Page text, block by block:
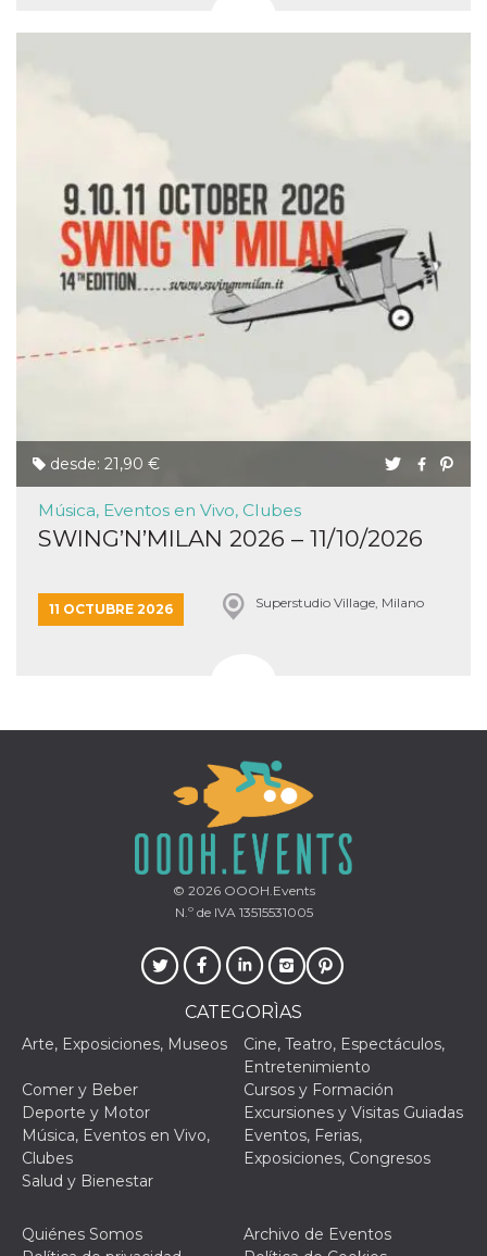
desde: 21,90 €
Música, Eventos en Vivo, Clubes
SWING’N’MILAN 2026 – 11/10/2026
11 OCTUBRE 2026 Superstudio Village, Milano
© 2026OOOH.Events
N.º de IVA 13515531005
CATEGORÌAS
Arte, Exposiciones, Museos
Cine, Teatro, Espectáculos,
Entretenimiento
Comer y Beber
Cursos y Formación
Deporte y Motor
Excursiones y Visitas Guiadas
Música, Eventos en Vivo,
Clubes
Eventos, Ferias,
Exposiciones, Congresos
Salud y Bienestar
Quiénes Somos
Archivo de Eventos